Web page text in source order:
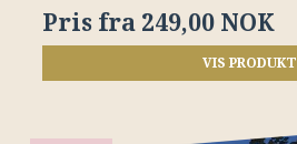
Pris fra 249,00 NOK
VIS PRODUKT